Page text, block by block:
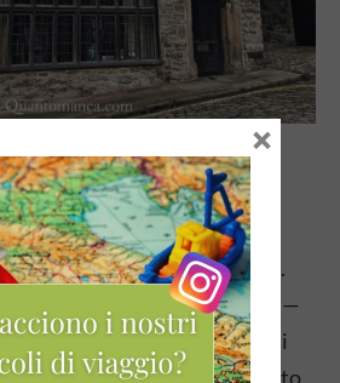
Aquarium
anche ilNational Marine
acquario del Regno Unito.
varietà di specie marine —
altro — ed è uno di quei posti
è particolarmente appassionato
×